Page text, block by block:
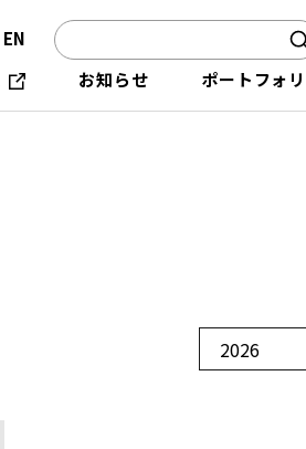
お知らせ ポー ト フォ リ
EN